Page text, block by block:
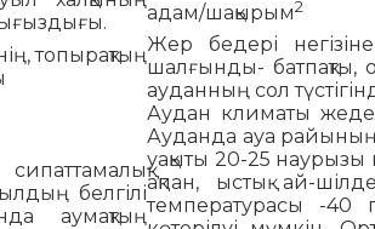
адам/шақырым2
топырақтыңЖер бедері
шалғынды- батпақты,
ауданның сол
белгілі
аумақтың
Аудан климаты жедел
Ауданда ауа
уақыты 20-25 наурызы
ақпан, ыстық ай-
температурасы -40